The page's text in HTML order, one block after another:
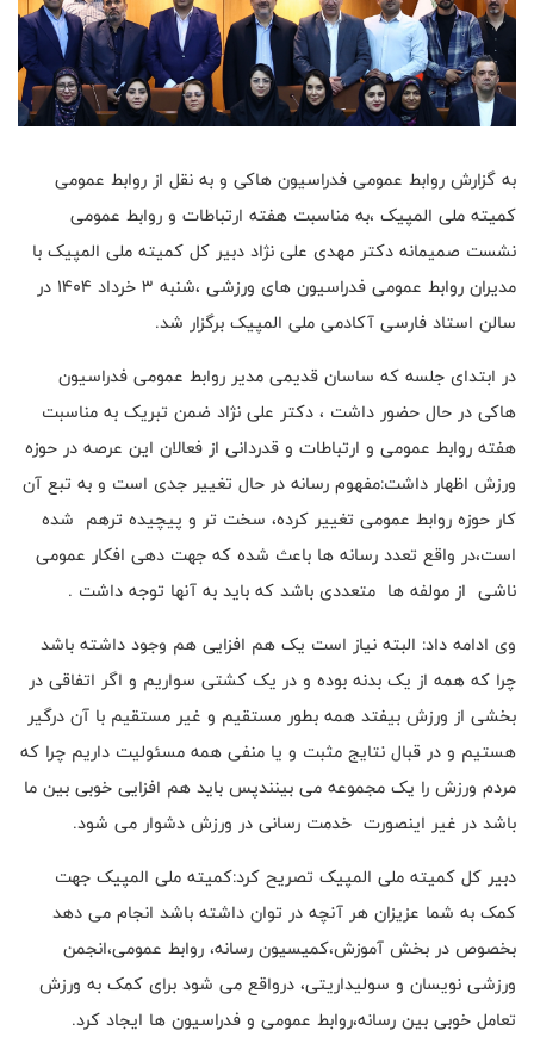
به گزارش روابط عمومی فدراسیون هاکی و به نقل از روابط عمومی
کمیته ملی المپیک ،به مناسبت هفته ارتباطات و روابط عمومی
نشست صمیمانه دکتر مهدی علی نژاد دبیر کل کمیته ملی المپیک با
مدیران روابط عمومی فدراسیون های ورزشی ،شنبه ۳ خرداد ۱۴۰۴ در
سالن استاد فارسی آکادمی ملی المپیک برگزار شد.
در ابتدای جلسه که ساسان قدیمی مدیر روابط عمومی فدراسیون
هاکی در حال حضور داشت ، دکتر علی نژاد ضمن تبریک به مناسبت
هفته روابط عمومی و ارتباطات و قدردانی از فعالان این عرصه در حوزه
ورزش اظهار داشت:مفهوم رسانه در حال تغییر جدی است ‌و به تبع آن
کار حوزه روابط عمومی تغییر کرده، سخت تر و پیچیده ترهم شده
است،در واقع تعدد رسانه ها باعث شده که جهت دهی افکار عمومی
ناشی از مولفه ها متعددی باشد که باید به آنها توجه داشت .
وی ادامه داد: البته نیاز است یک هم افزایی هم وجود داشته باشد
چرا که همه از یک بدنه بوده و در یک کشتی سواریم و اگر اتفاقی در
بخشی از ورزش بیفتد همه بطور مستقیم و غیر مستقیم با آن درگیر
هستیم و در قبال نتایج مثبت و یا منفی همه مسئولیت داریم چرا که
مردم ورزش را یک مجموعه می بینندپس باید هم افزایی خوبی بین ما
باشد در غیر اینصورت خدمت رسانی در ورزش دشوار می شود.
دبیر کل کمیته ملی المپیک تصریح کرد:کمیته ملی المپیک جهت
کمک به شما عزیزان هر آنچه در توان داشته باشد انجام می دهد
بخصوص در بخش آموزش،کمیسیون رسانه، روابط عمومی،انجمن
ورزشی نویسان و سولیداریتی، درواقع می شود برای کمک به ورزش
تعامل خوبی بین رسانه،روابط عمومی و فدراسیون ها ایجاد کرد.